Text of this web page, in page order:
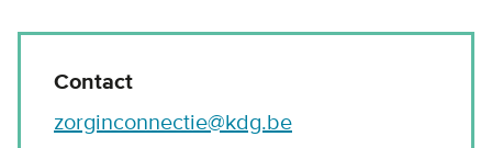
Contact
zorginconnectie@kdg.be